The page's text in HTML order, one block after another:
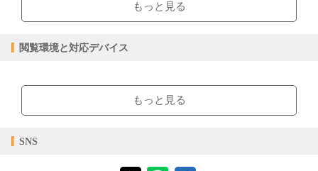
【販売形態】
もっと見る
閲覧環境と対応デバイス
ブラウザビューア・PC版ConTenDoビューア・モバイルビューア
【対応デバイス】
もっと見る
SNS